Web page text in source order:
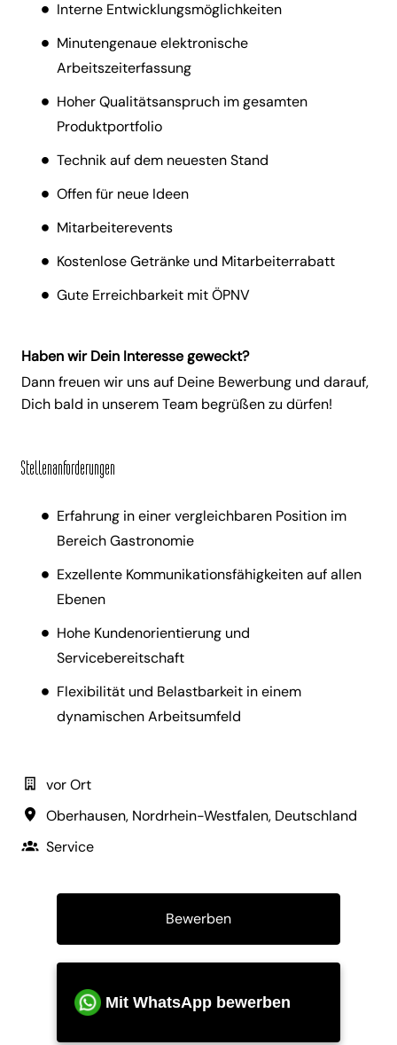
Interne Entwicklungsmöglichkeiten
Minutengenaue elektronische
Arbeitszeiterfassung
Hoher Qualitätsanspruch im gesamten
Produktportfolio
Technik auf dem neuesten Stand
Offen für neue Ideen
Mitarbeiterevents
Kostenlose Getränke und Mitarbeiterrabatt
Gute Erreichbarkeit mit ÖPNV
Haben wir Dein Interesse geweckt?
Dann freuen wir uns auf Deine Bewerbung und darauf,
Dich bald in unserem Team begrüßen zu dürfen!
Stellenanforderungen
Erfahrung in einer vergleichbaren Position im
Bereich Gastronomie
Exzellente Kommunikationsfähigkeiten auf allen
Ebenen
Hohe Kundenorientierung und
Servicebereitschaft
Flexibilität und Belastbarkeit in einem
dynamischen Arbeitsumfeld
vor Ort
Oberhausen, Nordrhein-Westfalen, Deutschland
Service
Bewerben
Mit WhatsApp bewerben